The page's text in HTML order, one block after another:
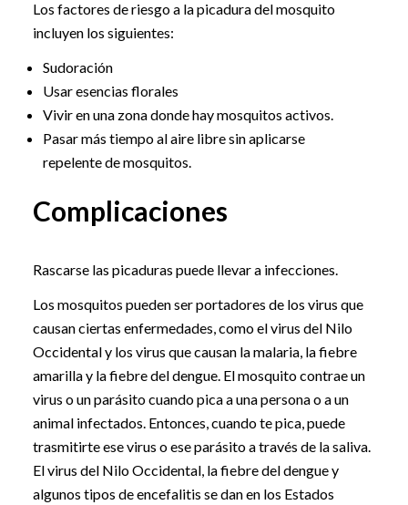
Los factores de riesgo a la picadura del mosquito
incluyen los siguientes:
Sudoración
Usar esencias florales
Vivir en una zona donde hay mosquitos activos.
Pasar más tiempo al aire libre sin aplicarse
repelente de mosquitos.
Complicaciones
Rascarse las picaduras puede llevar a infecciones.
Los mosquitos pueden ser portadores de los virus que
causan ciertas enfermedades, como el virus del Nilo
Occidental y los virus que causan la malaria, la fiebre
amarilla y la fiebre del dengue. El mosquito contrae un
virus o un parásito cuando pica a una persona o a un
animal infectados. Entonces, cuando te pica, puede
trasmitirte ese virus o ese parásito a través de la saliva.
El virus del Nilo Occidental, la fiebre del dengue y
algunos tipos de encefalitis se dan en los Estados